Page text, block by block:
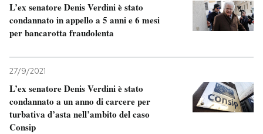
L’ex senatore Denis Verdini è stato
condannato in appello a 5 anni e 6 mesi
per bancarotta fraudolenta
27/9/2021
L’ex senatore Denis Verdini è stato
condannato a un anno di carcere per
turbativa d’asta nell’ambito del caso
Consip